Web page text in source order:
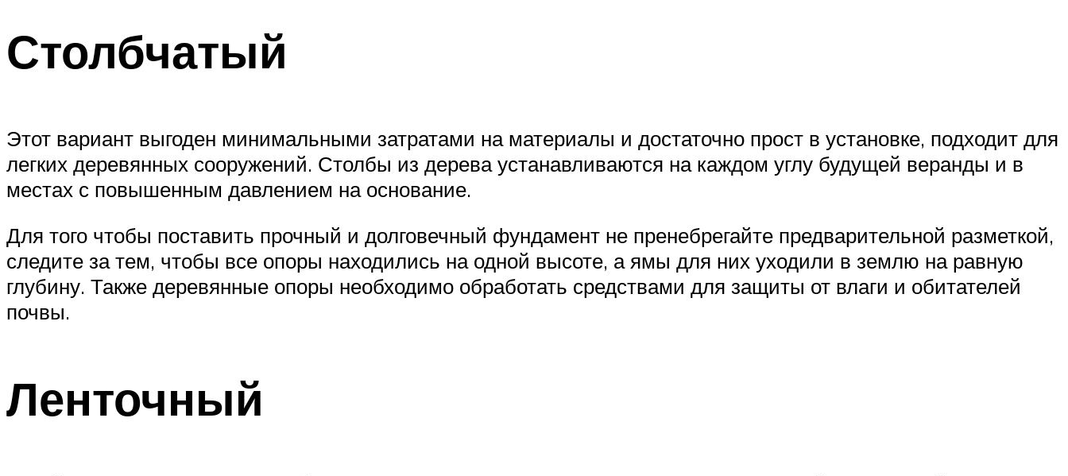
Столбчатый
Этот вариант выгоден минимальными затратами на материалы и достаточно прост в установке, подходит для
легких деревянных сооружений. Столбы из дерева устанавливаются на каждом углу будущей веранды и в
местах с повышенным давлением на основание.
Для того чтобы поставить прочный и долговечный фундамент не пренебрегайте предварительной разметкой,
следите за тем, чтобы все опоры находились на одной высоте, а ямы для них уходили в землю на равную
глубину. Также деревянные опоры необходимо обработать средствами для защиты от влаги и обитателей
почвы.
Ленточный